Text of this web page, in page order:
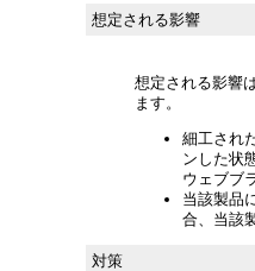
想定される影響
想定される影響
ます。
細工され
ンした状
ウェブブ
当該製品
合、当該
対策